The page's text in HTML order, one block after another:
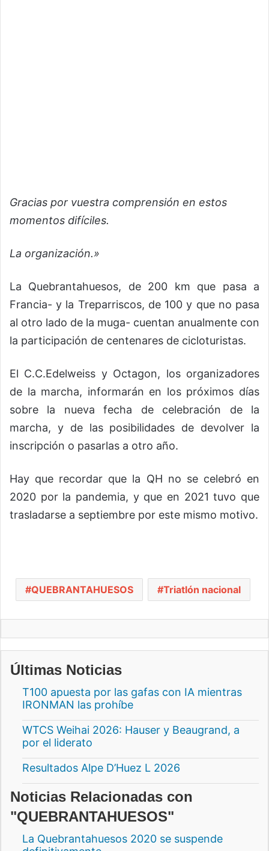
Gracias por vuestra comprensión en estos
momentos difíciles.
La organización.»
La Quebrantahuesos, de 200 km que pasa a
Francia- y la Treparriscos, de 100 y que no pasa
al otro lado de la muga- cuentan anualmente con
la participación de centenares de cicloturistas.
El C.C.Edelweiss y Octagon, los organizadores
de la marcha, informarán en los próximos días
sobre la nueva fecha de celebración de la
marcha, y de las posibilidades de devolver la
inscripción o pasarlas a otro año.
Hay que recordar que la QH no se celebró en
2020 por la pandemia, y que en 2021 tuvo que
trasladarse a septiembre por este mismo motivo.
QUEBRANTAHUESOS Triatlón nacional
Últimas Noticias
T100 apuesta por las gafas con IA mientras
IRONMAN las prohíbe
WTCS Weihai 2026: Hauser y Beaugrand, a
por el liderato
Resultados Alpe D’Huez L 2026
Noticias Relacionadas con
"QUEBRANTAHUESOS"
La Quebrantahuesos 2020 se suspende